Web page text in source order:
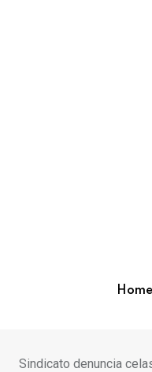
Home
Sindicato denuncia